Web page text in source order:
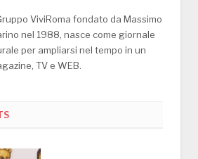
ViviRoma fondato da Massimo
nel 1988, nasce come giornale
per ampliarsi nel tempo in un
TV e WEB.